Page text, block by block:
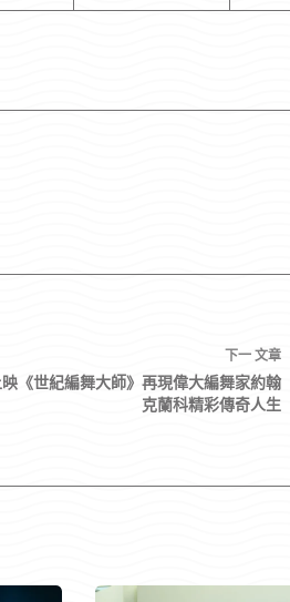
下一 文章
映《世紀編舞大師》再現偉大編舞家約翰
克蘭科精彩傳奇人生